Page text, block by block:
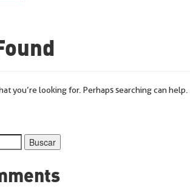
you’re looking for. Perhaps searching can help.